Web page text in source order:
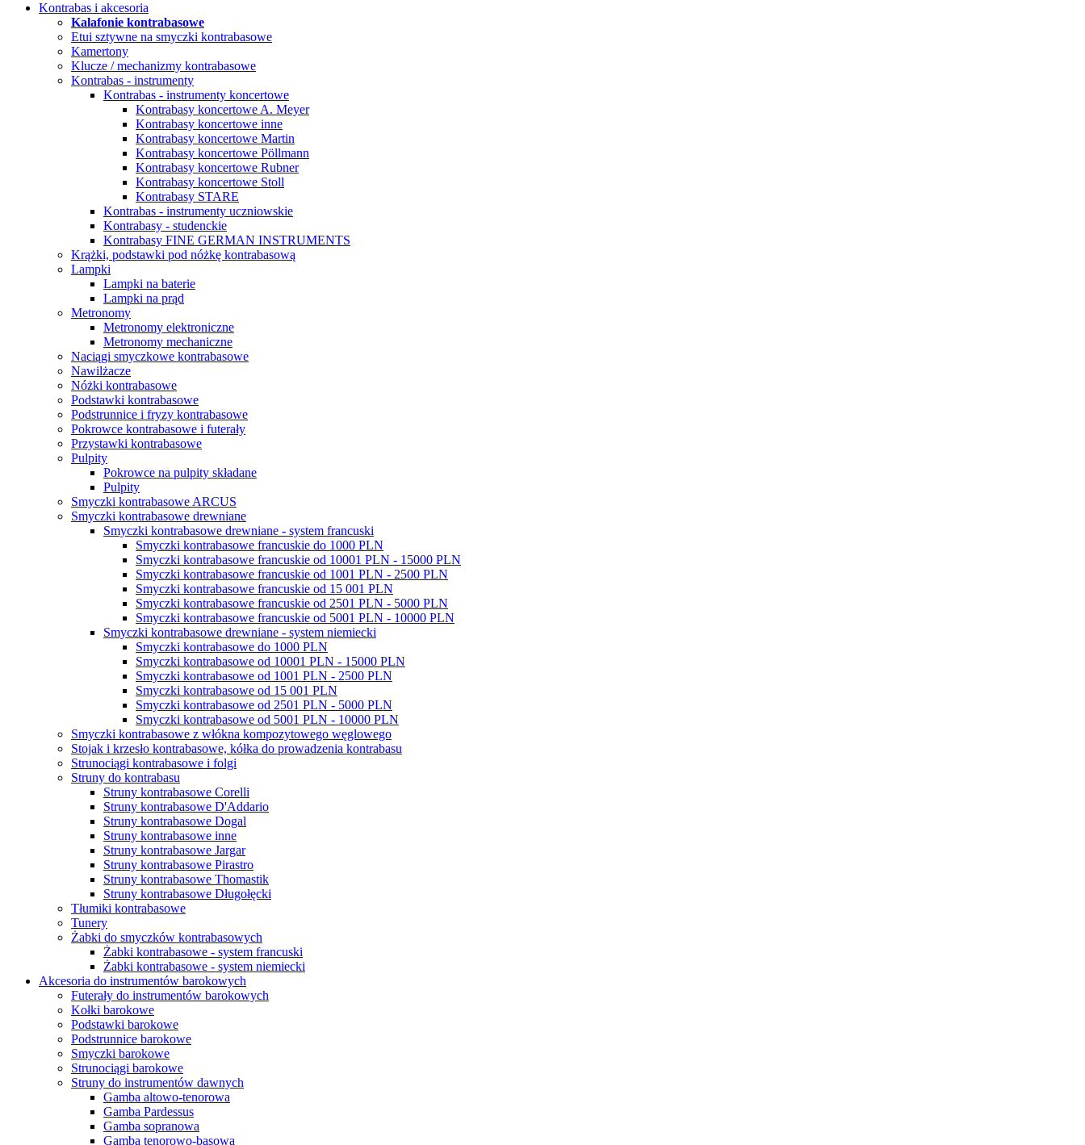
Kontrabas i akcesoria
Kalafonie kontrabasowe
Etui sztywne na smyczki kontrabasowe
Kamertony
Klucze / mechanizmy kontrabasowe
Kontrabas - instrumenty
Kontrabas - instrumenty koncertowe
Kontrabasy koncertowe A. Meyer
Kontrabasy koncertowe inne
Kontrabasy koncertowe Martin
Kontrabasy koncertowe Pöllmann
Kontrabasy koncertowe Rubner
Kontrabasy koncertowe Stoll
Kontrabasy STARE
Kontrabas - instrumenty uczniowskie
Kontrabasy - studenckie
Kontrabasy FINE GERMAN INSTRUMENTS
Krążki, podstawki pod nóżkę kontrabasową
Lampki
Lampki na baterie
Lampki na prąd
Metronomy
Metronomy elektroniczne
Metronomy mechaniczne
Naciągi smyczkowe kontrabasowe
Nawilżacze
Nóżki kontrabasowe
Podstawki kontrabasowe
Podstrunnice i fryzy kontrabasowe
Pokrowce kontrabasowe i futerały
Przystawki kontrabasowe
Pulpity
Pokrowce na pulpity składane
Pulpity
Smyczki kontrabasowe ARCUS
Smyczki kontrabasowe drewniane
Smyczki kontrabasowe drewniane - system francuski
Smyczki kontrabasowe francuskie do 1000 PLN
Smyczki kontrabasowe francuskie od 10001 PLN - 15000 PLN
Smyczki kontrabasowe francuskie od 1001 PLN - 2500 PLN
Smyczki kontrabasowe francuskie od 15 001 PLN
Smyczki kontrabasowe francuskie od 2501 PLN - 5000 PLN
Smyczki kontrabasowe francuskie od 5001 PLN - 10000 PLN
Smyczki kontrabasowe drewniane - system niemiecki
Smyczki kontrabasowe do 1000 PLN
Smyczki kontrabasowe od 10001 PLN - 15000 PLN
Smyczki kontrabasowe od 1001 PLN - 2500 PLN
Smyczki kontrabasowe od 15 001 PLN
Smyczki kontrabasowe od 2501 PLN - 5000 PLN
Smyczki kontrabasowe od 5001 PLN - 10000 PLN
Smyczki kontrabasowe z włókna kompozytowego węglowego
Stojak i krzesło kontrabasowe, kółka do prowadzenia kontrabasu
Strunociągi kontrabasowe i folgi
Struny do kontrabasu
Struny kontrabasowe Corelli
Struny kontrabasowe D'Addario
Struny kontrabasowe Dogal
Struny kontrabasowe inne
Struny kontrabasowe Jargar
Struny kontrabasowe Pirastro
Struny kontrabasowe Thomastik
Struny kontrabasowe Długołęcki
Tłumiki kontrabasowe
Tunery
Żabki do smyczków kontrabasowych
Żabki kontrabasowe - system francuski
Żabki kontrabasowe - system niemiecki
Akcesoria do instrumentów barokowych
Futerały do instrumentów barokowych
Kołki barokowe
Podstawki barokowe
Podstrunnice barokowe
Smyczki barokowe
Strunociągi barokowe
Struny do instrumentów dawnych
Gamba altowo-tenorowa
Gamba Pardessus
Gamba sopranowa
Gamba tenorowo-basowa